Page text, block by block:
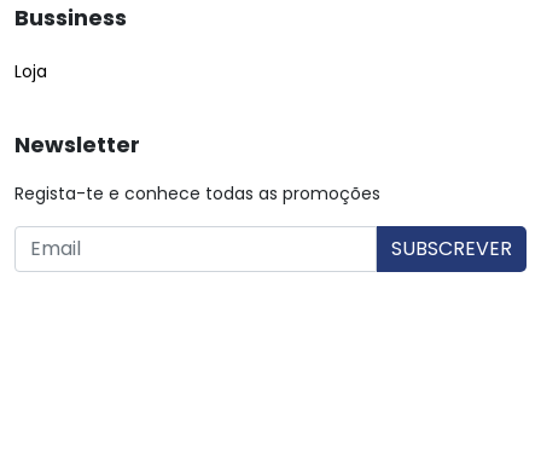
Bussiness
Loja
Newsletter
Regista-te e conhece todas as promoções